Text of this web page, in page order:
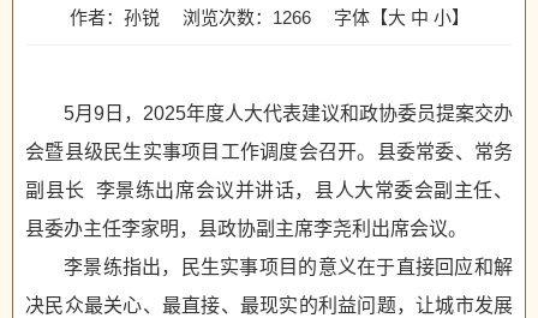
作者：孙锐
浏览次数： 1266 字体【大 中 小】
5月9日，2025年度人大代表建议和政协委员提案交办
会暨县级民生实事项目工作调度会召开。县委常委、常务
副县长 李景练出席会议并讲话，县人大常委会副主任、
县委办主任李家明，县政协副主席李尧利出席会议。
李景练指出，民生实事项目的意义在于直接回应和解
决民众最关心、最直接、最现实的利益问题，让城市发展